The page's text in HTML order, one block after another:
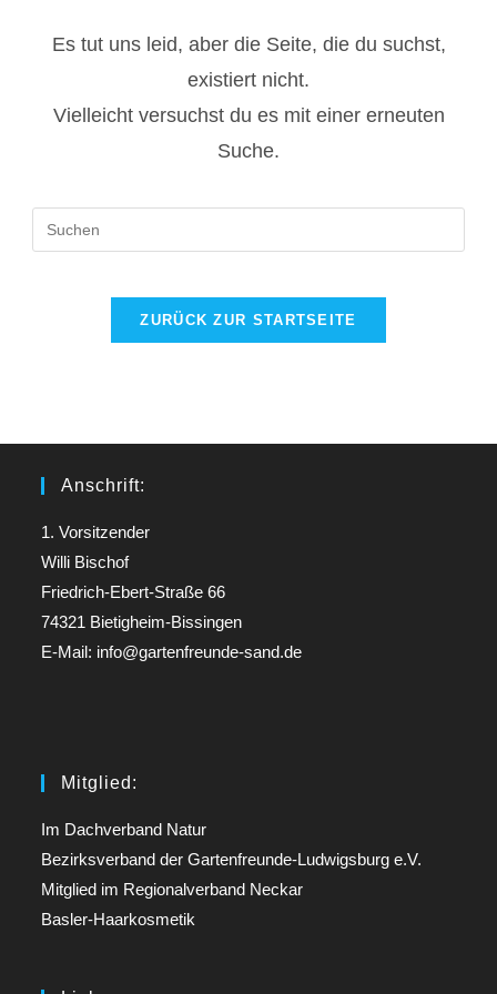
Es tut uns leid, aber die Seite, die du suchst,
existiert nicht.
Vielleicht versuchst du es mit einer erneuten
Suche.
ZURÜCK ZUR STARTSEITE
Anschrift:
1. Vorsitzender
Willi Bischof
Friedrich-Ebert-Straße 66
74321 Bietigheim-Bissingen
E-Mail: info@gartenfreunde-sand.de
Mitglied:
Im Dachverband Natur
Bezirksverband der Gartenfreunde-Ludwigsburg e.V.
Mitglied im Regionalverband Neckar
Basler-Haarkosmetik